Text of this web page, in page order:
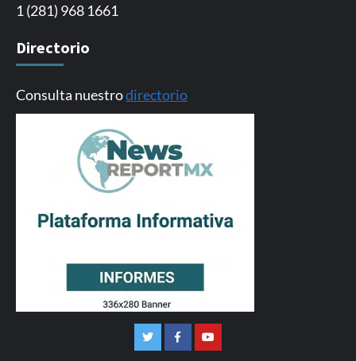
1 (281) 968 1661
Directorio
Consulta nuestrodirectorio
TwitterFacebookYoutube